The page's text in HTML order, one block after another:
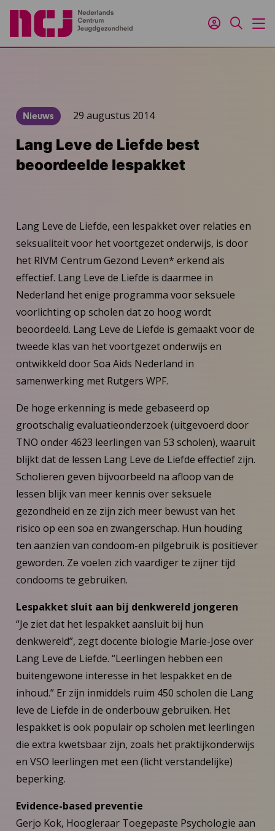
Inloggen
Zoeken
Nieuws 29 augustus 2014
Lang Leve de Liefde best
beoordeelde lespakket
Lang Leve de Liefde, een lespakket over relaties en
seksualiteit voor het voortgezet onderwijs, is door
het RIVM Centrum Gezond Leven* erkend als
effectief. Lang Leve de Liefde is daarmee in
Nederland het enige programma voor seksuele
voorlichting op scholen dat zo hoog wordt
beoordeeld. Lang Leve de Liefde is gemaakt voor de
tweede klas van het voortgezet onderwijs en
ontwikkeld door Soa Aids Nederland in
samenwerking met Rutgers WPF.
De hoge erkenning is mede gebaseerd op
grootschalig evaluatieonderzoek (uitgevoerd door
TNO onder 4623 leerlingen van 53 scholen), waaruit
blijkt dat de lessen Lang Leve de Liefde effectief zijn.
Scholieren geven bijvoorbeeld na afloop van de
lessen blijk van meer kennis over seksuele
gezondheid en ze zijn zich meer bewust van het
risico op een soa en zwangerschap. Hun houding
ten aanzien van condoom-en pilgebruik is positiever
geworden. Ze voelen zich vaardiger te zijner tijd
condooms te gebruiken.
Lespakket sluit aan bij denkwereld jongeren
“Je ziet dat het lespakket aansluit bij hun
denkwereld”, zegt docente biologie Marie-Jose over
Lang Leve de Liefde. “Leerlingen hebben een
buitengewone interesse in het lespakket en de
inhoud.” Er zijn inmiddels ruim 450 scholen die Lang
leve de Liefde in de onderbouw gebruiken. Het
lespakket is ook populair op scholen met leerlingen
die extra kwetsbaar zijn, zoals het praktijkonderwijs
en VSO leerlingen met een (licht verstandelijke)
beperking.
Evidence-based preventie
Gerjo Kok, Hoogleraar Toegepaste Psychologie aan